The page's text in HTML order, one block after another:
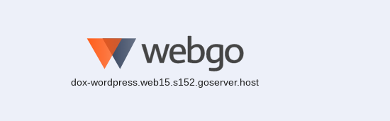
dox-wordpress.web15.s152.goserver.host